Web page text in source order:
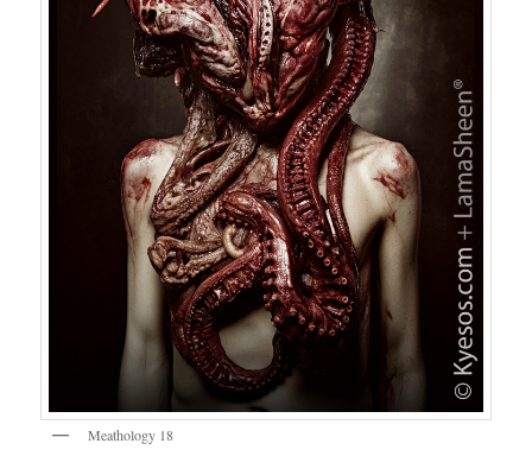
Meathology 18